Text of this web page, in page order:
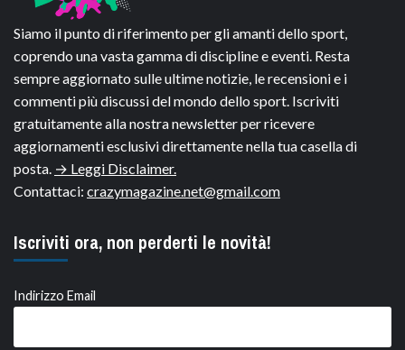
Siamo il punto di riferimento per gli amanti dello sport,
coprendo una vasta gamma di discipline e eventi. Resta
sempre aggiornato sulle ultime notizie, le recensioni e i
commenti più discussi del mondo dello sport. Iscriviti
gratuitamente alla nostra newsletter per ricevere
aggiornamenti esclusivi direttamente nella tua casella di
posta. → Leggi Disclaimer.
Contattaci: crazymagazine.net@gmail.com
Iscriviti ora, non perderti le novità!
Indirizzo Email